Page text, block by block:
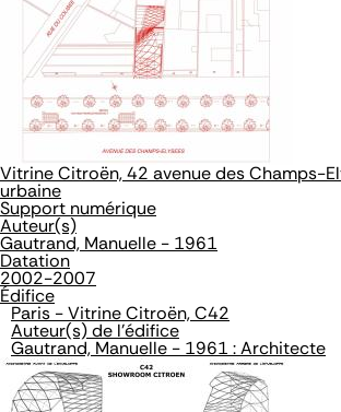
contenu
principal
menu
principal
recherche
Vitrine Citroën, 42 avenue des Champs-
urbaine
Support numérique
Auteur(s)
Gautrand, Manuelle - 1961
Datation
2002-2007
Édifice
Paris - Vitrine Citroën, C42
Auteur(s) de l'édifice
Gautrand, Manuelle - 1961 : Architecte